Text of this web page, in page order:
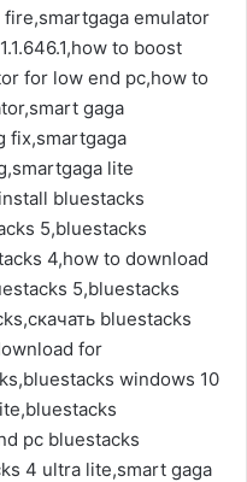
emulator
to boost
for low end pc,how to
gaga
fix,smartgaga
lite
bluestacks
5,bluestacks
4,how to download
5,bluestacks
bluestacks
for
windows 10
pc bluestacks
4 ultra lite,smart gaga